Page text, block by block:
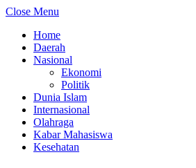
Close Menu
Home
Daerah
Nasional
Ekonomi
Politik
Dunia Islam
Internasional
Olahraga
Kabar Mahasiswa
Kesehatan